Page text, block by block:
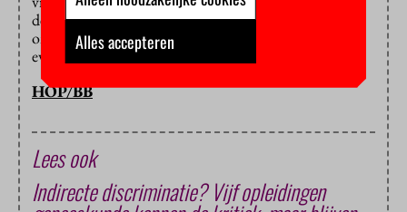
deze manier voor artsen nagenoeg onmogelijk maakt
om bijvoorbeeld zitting nemen in de Tweede Kamer,
evenals vele andere carrière(tussen)stappen.”
HOP/BB
Lees ook
Indirecte discriminatie? Vijf opleidingen
Alles accepteren